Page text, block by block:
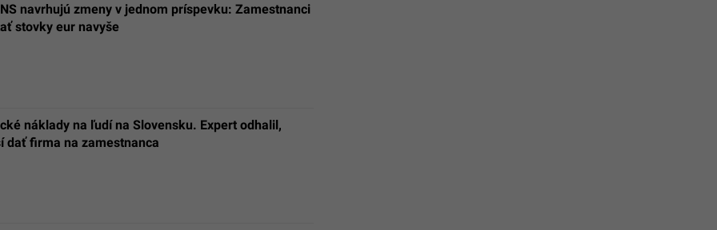
navrhujú zmeny v jednom príspevku: Zamestnanci
stovky eur navyše
náklady na ľudí na Slovensku. Expert odhalil,
dať firma na zamestnanca